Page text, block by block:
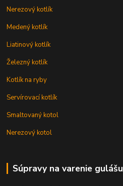
Nerezový kotlík
Medený kotlík
Liatinový kotlík
Železný kotlík
Kotlík na ryby
Servírovací kotlík
Smaltovaný kotol
Nerezový kotol
Súpravy na varenie gulášu